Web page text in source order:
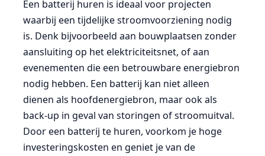
Een batterij huren is ideaal voor projecten
waarbij een tijdelijke stroomvoorziening nodig
is. Denk bijvoorbeeld aan bouwplaatsen zonder
aansluiting op het elektriciteitsnet, of aan
evenementen die een betrouwbare energiebron
nodig hebben. Een batterij kan niet alleen
dienen als hoofdenergiebron, maar ook als
back-up in geval van storingen of stroomuitval.
Door een batterij te huren, voorkom je hoge
investeringskosten en geniet je van de